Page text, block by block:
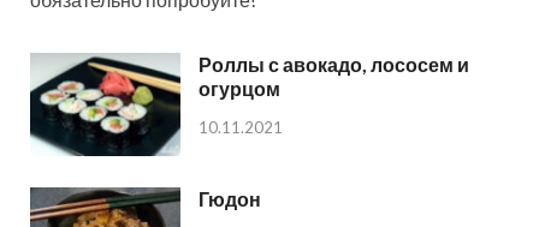
Роллы с авокадо, лососем и
огурцом
10.11.2021
Гюдон